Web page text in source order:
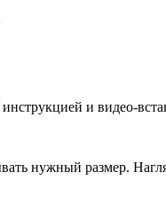
и видео-
нужный размер.